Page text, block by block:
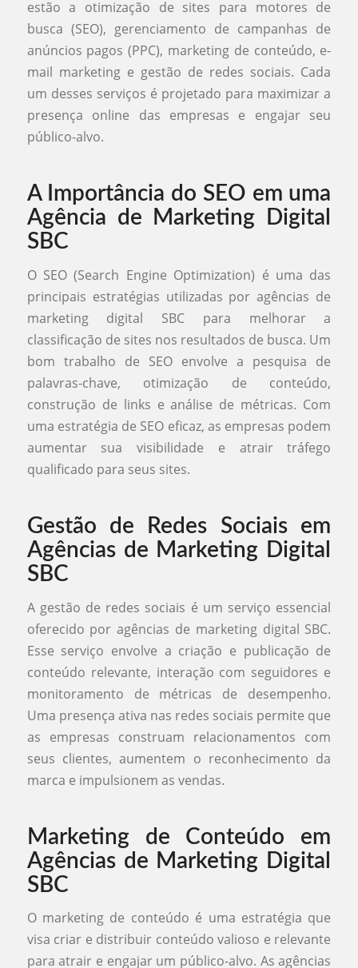
estão a otimização de sites para motores de
busca (SEO), gerenciamento de campanhas de
anúncios pagos (PPC), marketing de conteúdo, e-
mail marketing e gestão de redes sociais. Cada
um desses serviços é projetado para maximizar a
presença online das empresas e engajar seu
público-alvo.
A Importância do SEO em uma
Agência de Marketing Digital
SBC
O SEO (Search Engine Optimization) é uma das
principais estratégias utilizadas por agências de
marketing digital SBC para melhorar a
classificação de sites nos resultados de busca. Um
bom trabalho de SEO envolve a pesquisa de
palavras-chave, otimização de conteúdo,
construção de links e análise de métricas. Com
uma estratégia de SEO eficaz, as empresas podem
aumentar sua visibilidade e atrair tráfego
qualificado para seus sites.
Gestão de Redes Sociais em
Agências de Marketing Digital
SBC
A gestão de redes sociais é um serviço essencial
oferecido por agências de marketing digital SBC.
Esse serviço envolve a criação e publicação de
conteúdo relevante, interação com seguidores e
monitoramento de métricas de desempenho.
Uma presença ativa nas redes sociais permite que
as empresas construam relacionamentos com
seus clientes, aumentem o reconhecimento da
marca e impulsionem as vendas.
Marketing de Conteúdo em
Agências de Marketing Digital
SBC
O marketing de conteúdo é uma estratégia que
visa criar e distribuir conteúdo valioso e relevante
para atrair e engajar um público-alvo. As agências